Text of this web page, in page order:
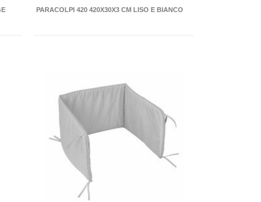
PARACOLPI 420 420X30X3 CM LISO E BIANCO